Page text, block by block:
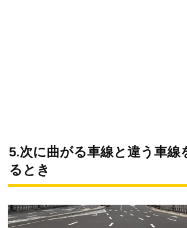
5.次に曲がる車線と違う車線
るとき